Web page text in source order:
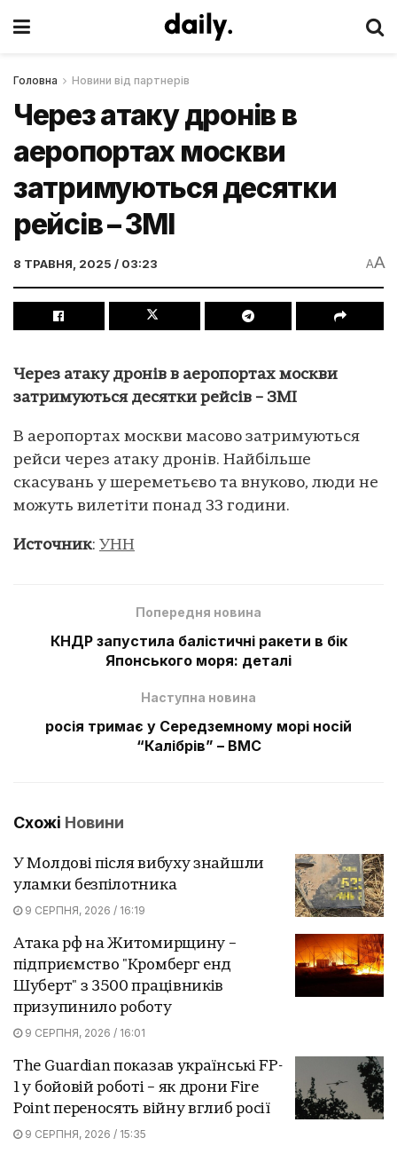
Головна Новини від партнерів
Через атаку дронів в
аеропортах москви
затримуються десятки
рейсів – ЗМІ
8 ТРАВНЯ, 2025 / 03:23 AA
Через атаку дронів в аеропортах москви
затримуються десятки рейсів – ЗМІ
В аеропортах москви масово затримуються
рейси через атаку дронів. Найбільше
скасувань у шереметьєво та внуково, люди не
можуть вилетіти понад 33 години.
Источник: УНН
Попередня новина
КНДР запустила балістичні ракети в бік
Японського моря: деталі
Наступна новина
росія тримає у Середземному морі носій
“Калібрів” – ВМС
Схожі Новини
У Молдові після вибуху знайшли
уламки безпілотника
9 СЕРПНЯ, 2026 / 16:19
Атака рф на Житомирщину –
підприємство "Кромберг енд
Шуберт" з 3500 працівників
призупинило роботу
9 СЕРПНЯ, 2026 / 16:01
The Guardian показав українські FP-
1 у бойовій роботі – як дрони Fire
Point переносять війну вглиб росії
9 СЕРПНЯ, 2026 / 15:35